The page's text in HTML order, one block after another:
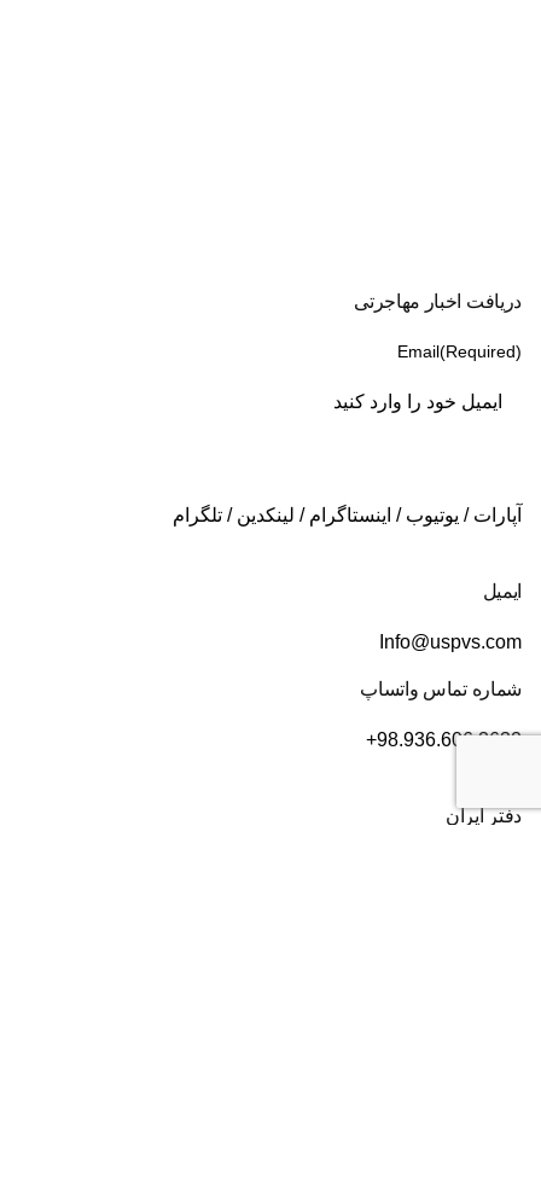
دریافت اخبار مهاجرتی
Email(Required)
آپارات / یوتیوب / اینستاگرام / لینکدین / تلگرام
ایمیل
Info@uspvs.com
شماره تماس واتساپ
+98.936.606.3632
دفتر ایران